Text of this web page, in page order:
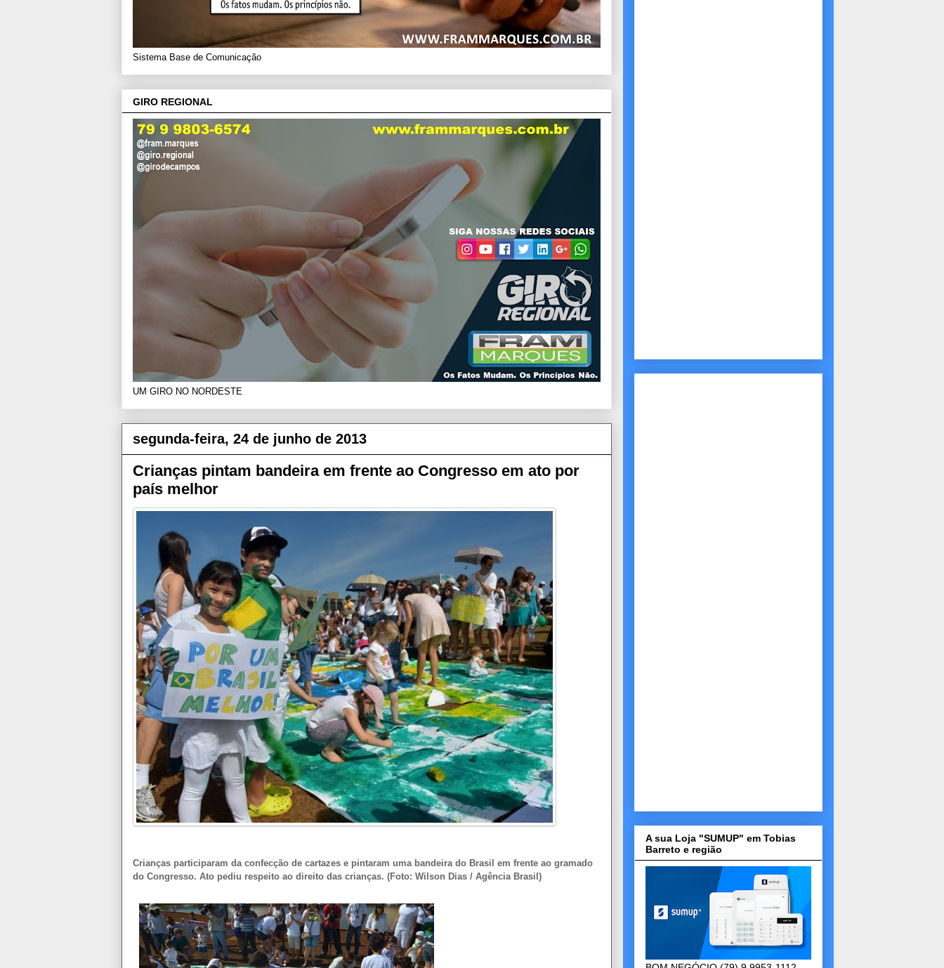
Sistema Base de Comunicação
GIRO REGIONAL
UM GIRO NO NORDESTE
segunda-feira, 24 de junho de 2013
Crianças pintam bandeira em frente ao Congresso em ato por
país melhor
Crianças participaram da confecção de cartazes e pintaram uma bandeira do Brasil em frente ao gramado
do Congresso. Ato pediu respeito ao direito das crianças. (Foto: Wilson Dias / Agência Brasil)
A sua Loja "SUMUP" em Tobias
Barreto e região